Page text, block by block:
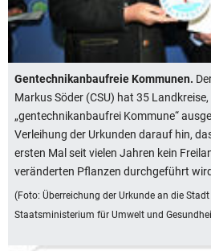
Gentechnikanbaufreie Kommunen.
Markus Söder (CSU) hat 35
„gentechnikanbaufrei Kommune“
Verleihung der Urkunden darauf hin,
ersten Mal seit vielen Jahren kein
veränderten Pflanzen durchgeführt
(Foto: Überreichung der Urkunde an die
Staatsministerium für Umwelt und